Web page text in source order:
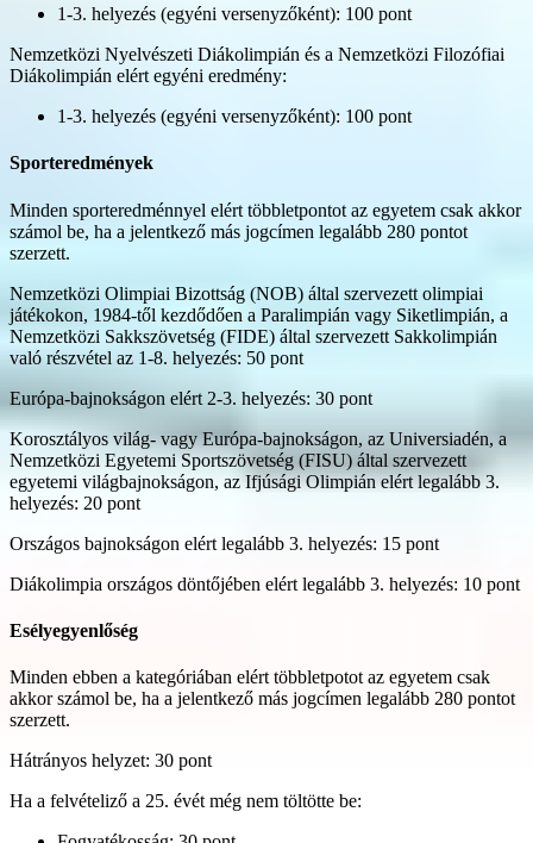
1-3. helyezés (egyéni versenyzőként): 100 pont
Nemzetközi Nyelvészeti Diákolimpián és a Nemzetközi Filozófiai
Diákolimpián elért egyéni eredmény:
1-3. helyezés (egyéni versenyzőként): 100 pont
Sporteredmények
Minden sporteredménnyel elért többletpontot az egyetem csak akkor
számol be, ha a jelentkező más jogcímen legalább 280 pontot
szerzett.
Nemzetközi Olimpiai Bizottság (NOB) által szervezett olimpiai
játékokon, 1984-től kezdődően a Paralimpián vagy Siketlimpián, a
Nemzetközi Sakkszövetség (FIDE) által szervezett Sakkolimpián
való részvétel az 1-8. helyezés: 50 pont
Európa-bajnokságon elért 2-3. helyezés: 30 pont
Korosztályos világ- vagy Európa-bajnokságon, az Universiadén, a
Nemzetközi Egyetemi Sportszövetség (FISU) által szervezett
egyetemi világbajnokságon, az Ifjúsági Olimpián elért legalább 3.
helyezés: 20 pont
Országos bajnokságon elért legalább 3. helyezés: 15 pont
Diákolimpia országos döntőjében elért legalább 3. helyezés: 10 pont
Esélyegyenlőség
Minden ebben a kategóriában elért többletpotot az egyetem csak
akkor számol be, ha a jelentkező más jogcímen legalább 280 pontot
szerzett.
Hátrányos helyzet: 30 pont
Ha a felvételiző a 25. évét még nem töltötte be: